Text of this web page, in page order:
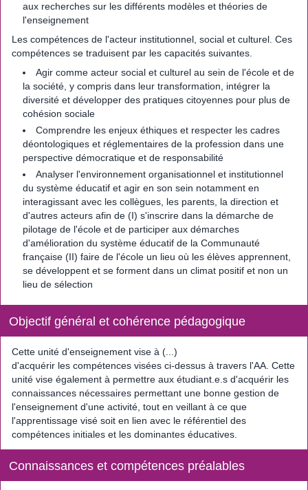
aux recherches sur les différents modèles et théories de
l'enseignement
Les compétences de l'acteur institutionnel, social et culturel. Ces
compétences se traduisent par les capacités suivantes.
Agir comme acteur social et culturel au sein de l'école et de
la société, y compris dans leur transformation, intégrer la
diversité et développer des pratiques citoyennes pour plus de
cohésion sociale
Comprendre les enjeux éthiques et respecter les cadres
déontologiques et réglementaires de la profession dans une
perspective démocratique et de responsabilité
Analyser l'environnement organisationnel et institutionnel
du système éducatif et agir en son sein notamment en
interagissant avec les collègues, les parents, la direction et
d'autres acteurs afin de (I) s'inscrire dans la démarche de
pilotage de l'école et de participer aux démarches
d'amélioration du système éducatif de la Communauté
française (II) faire de l'école un lieu où les élèves apprennent,
se développent et se forment dans un climat positif et non un
lieu de sélection
Objectif général et cohérence pédagogique
Cette unité d'enseignement vise à (...)
d'acquérir les compétences visées ci-dessus à travers l'AA. Cette
unité vise également à permettre aux étudiant.e.s d'acquérir les
connaissances nécessaires permettant une bonne gestion de
l'enseignement d'une activité, tout en veillant à ce que
l'apprentissage visé soit en lien avec le référentiel des
compétences initiales et les dominantes éducatives.
Connaissances et compétences préalables